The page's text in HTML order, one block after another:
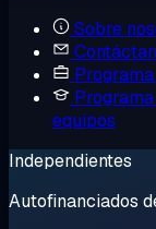
Sobre
equipos
Independientes
Autofinanciados